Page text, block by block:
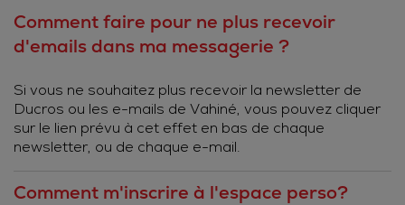
Comment faire pour ne plus recevoir
d'emails dans ma messagerie ?
Si vous ne souhaitez plus recevoir la newsletter de
Ducros ou les e-mails de Vahiné, vous pouvez cliquer
sur le lien prévu à cet effet en bas de chaque
newsletter, ou de chaque e-mail.
Comment m'inscrire à l'espace perso?